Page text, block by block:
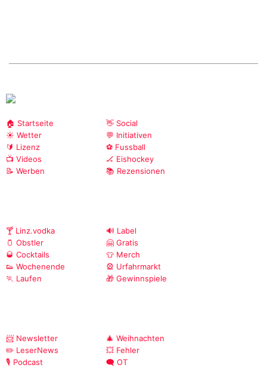
🏠 Startseite
☀️ Wetter
🔰 Lizenz
📺 Videos
📝 Werben
👋 Social
💬 Initiativen
⚽ Fussball
🏒 Eishockey
📚 Rezensionen
🍸 Linz.vodka
🫙 Obstler
🥃 Cocktails
👟 Wochenende
🏃 Laufen
🔊 Label
🤗 Gratis
👕 Merch
🎡 Urfahrmarkt
🎁 Gewinnspiele
📨 Newsletter
✏️ LeserNews
🎙️ Podcast
🎄 Weihnachten
💥 Fehler
🗨️ OT